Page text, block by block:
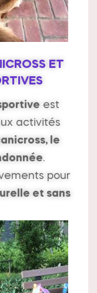
ET
est
activités
le
.
pour
et sans